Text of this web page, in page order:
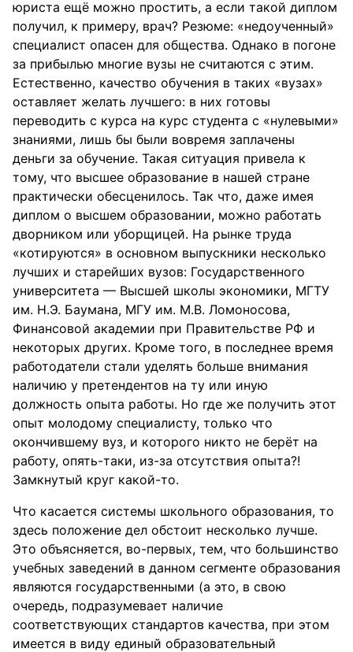
юриста ещё можно простить, а если такой диплом
получил, к примеру, врач? Резюме: «недоученный»
специалист опасен для общества. Однако в погоне
за прибылью многие вузы не считаются с этим.
Естественно, качество обучения в таких «вузах»
оставляет желать лучшего: в них готовы
переводить с курса на курс студента с «нулевыми»
знаниями, лишь бы были вовремя заплачены
деньги за обучение. Такая ситуация привела к
тому, что высшее образование в нашей стране
практически обесценилось. Так что, даже имея
диплом о высшем образовании, можно работать
дворником или уборщицей. На рынке труда
«котируются» в основном выпускники несколько
лучших и старейших вузов: Государственного
университета — Высшей школы экономики, МГТУ
им. Н.Э. Баумана, МГУ им. М.В. Ломоносова,
Финансовой академии при Правительстве РФ и
некоторых других. Кроме того, в последнее время
работодатели стали уделять больше внимания
наличию у претендентов на ту или иную
должность опыта работы. Но где же получить этот
опыт молодому специалисту, только что
окончившему вуз, и которого никто не берёт на
работу, опять-таки, из-за отсутствия опыта?!
Замкнутый круг какой-то.
Что касается системы школьного образования, то
здесь положение дел обстоит несколько лучше.
Это объясняется, во-первых, тем, что большинство
учебных заведений в данном сегменте образования
являются государственными (а это, в свою
очередь, подразумевает наличие
соответствующих стандартов качества, при этом
имеется в виду единый образовательный